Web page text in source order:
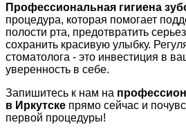
Профессиональная гигиена
процедура, которая помогает
полости рта, предотвратить
сохранить красивую улыбку.
стоматолога - это инвестиция в
уверенность в себе.
Запишитесь к нам на
в Иркутске прямо сейчас и
первой процедуры!